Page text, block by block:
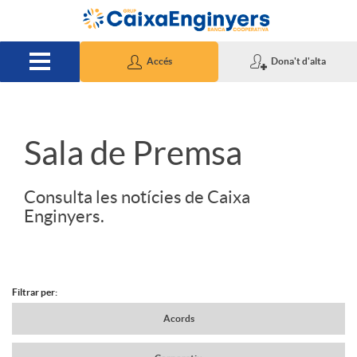
Salta al contingut principal
Accés Dona't d'alta
S
d
Sala de Premsa
Consulta les notícies de Caixa
Enginyers.
N
Filtrar per:
Acords